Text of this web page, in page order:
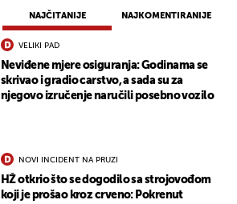
NAJČITANIJE NAJKOMENTIRANIJE
VELIKI PAD
Neviđene mjere osiguranja: Godinama se
skrivao i gradio carstvo, a sada su za
njegovo izručenje naručili posebno vozilo
NOVI INCIDENT NA PRUZI
HŽ otkrio što se dogodilo sa strojovođom
koji je prošao kroz crveno: Pokrenut